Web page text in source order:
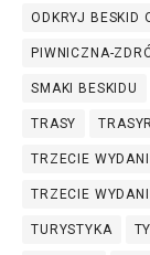
ODKRYJ BESKID
PIWNICZNA-
SMAKI BESKIDU
TRASY
TRZECIE
TRZECIE
TURYSTYKA